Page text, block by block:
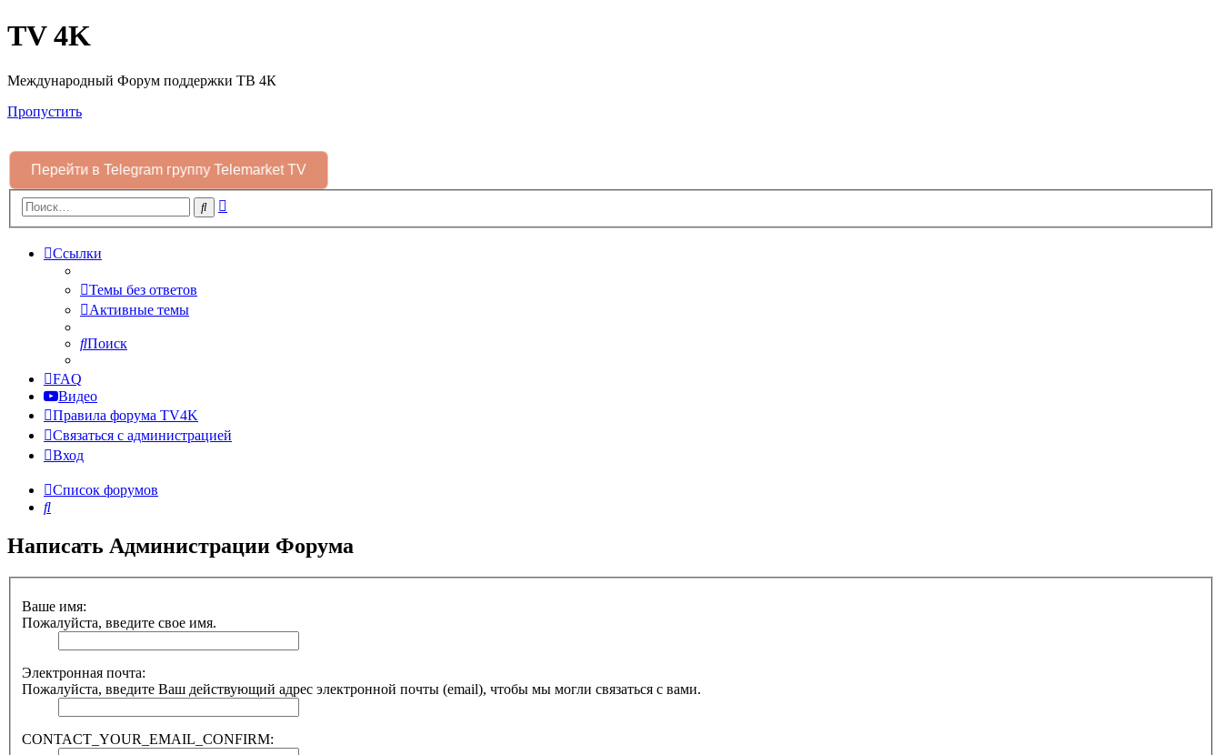
TV 4K
Международный Форум поддержки ТВ 4К
Пропустить
Перейти в Telegram группу Telemarket TV
Поиск
Ссылки
Темы без ответов
Активные темы
Поиск
FAQ
Видео
Правила форума TV4K
Связаться с администрацией
Вход
Список форумов
Поиск
Написать Администрации Форума
Ваше имя:
Пожалуйста, введите свое имя.
Электронная почта:
Пожалуйста, введите Ваш действующий адрес электронной почты (email), чтобы мы могли связаться с вами.
CONTACT_YOUR_EMAIL_CONFIRM: